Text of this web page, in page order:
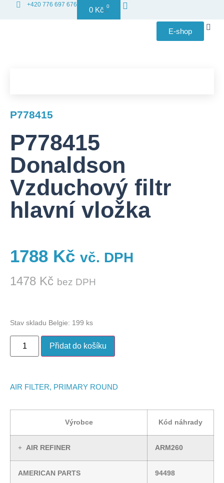
+420 776 697 676
0 Kč 0
E-shop
P778415
P778415
Donaldson
Vzduchový filtr
hlavní vložka
1788 Kč vč. DPH
1478 Kč bez DPH
Stav skladu Belgie: 199 ks
Přidat do košíku
AIR FILTER, PRIMARY ROUND
Výrobce Kód náhrady
AIR REFINER ARM260
AMERICAN PARTS 94498